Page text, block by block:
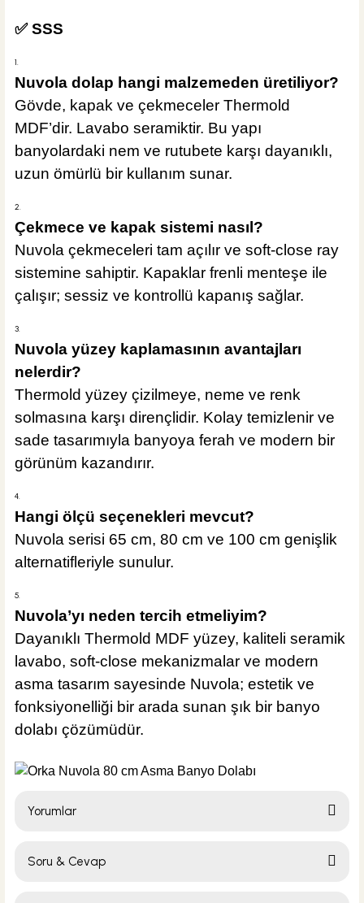
✅ SSS
Nuvola dolap hangi malzemeden üretiliyor?
Gövde, kapak ve çekmeceler Thermold
MDF’dir. Lavabo seramiktir. Bu yapı
banyolardaki nem ve rutubete karşı dayanıklı,
uzun ömürlü bir kullanım sunar.
Çekmece ve kapak sistemi nasıl?
Nuvola çekmeceleri tam açılır ve soft-close ray
sistemine sahiptir. Kapaklar frenli menteşe ile
çalışır; sessiz ve kontrollü kapanış sağlar.
Nuvola yüzey kaplamasının avantajları
nelerdir?
Thermold yüzey çizilmeye, neme ve renk
solmasına karşı dirençlidir. Kolay temizlenir ve
sade tasarımıyla banyoya ferah ve modern bir
görünüm kazandırır.
Hangi ölçü seçenekleri mevcut?
Nuvola serisi 65 cm, 80 cm ve 100 cm genişlik
alternatifleriyle sunulur.
Nuvola’yı neden tercih etmeliyim?
Dayanıklı Thermold MDF yüzey, kaliteli seramik
lavabo, soft-close mekanizmalar ve modern
asma tasarım sayesinde Nuvola; estetik ve
fonksiyonelliği bir arada sunan şık bir banyo
dolabı çözümüdür.
Yorumlar
Soru & Cevap